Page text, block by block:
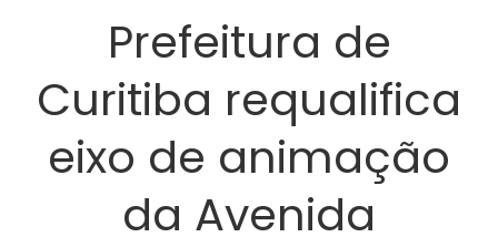
Prefeitura de
Curitiba requalifica
eixo de animação
da Avenida